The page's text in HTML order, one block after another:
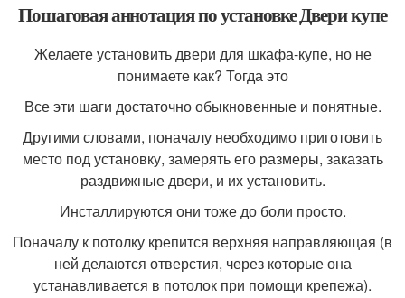
Пошаговая аннотация по установке Двери купе
Желаете установить двери для шкафа-купе, но не
понимаете как? Тогда это
Все эти шаги достаточно обыкновенные и понятные.
Другими словами, поначалу необходимо приготовить
место под установку, замерять его размеры, заказать
раздвижные двери, и их установить.
Инсталлируются они тоже до боли просто.
Поначалу к потолку крепится верхняя направляющая (в
ней делаются отверстия, через которые она
устанавливается в потолок при помощи крепежа).